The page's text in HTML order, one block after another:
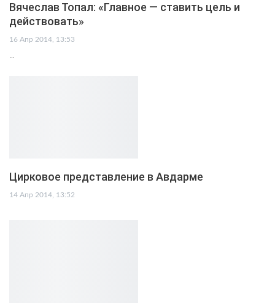
Вячеслав Топал: «Главное — ставить цель и
действовать»
16 Апр 2014, 13:53
…
Цирковое представление в Авдарме
14 Апр 2014, 13:52